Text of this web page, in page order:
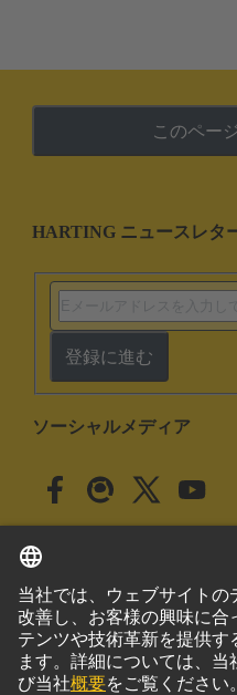
このペー
HARTING ニュースレタ
登録に進む
ソーシャルメディア
日本 日本語
© ハーティング株式会社